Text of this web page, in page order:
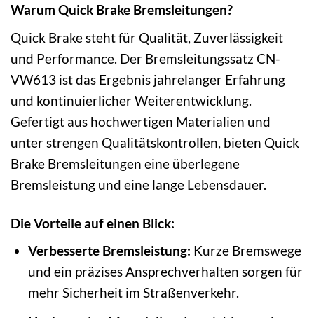
Warum Quick Brake Bremsleitungen?
Quick Brake steht für Qualität, Zuverlässigkeit
und Performance. Der Bremsleitungssatz CN-
VW613 ist das Ergebnis jahrelanger Erfahrung
und kontinuierlicher Weiterentwicklung.
Gefertigt aus hochwertigen Materialien und
unter strengen Qualitätskontrollen, bieten Quick
Brake Bremsleitungen eine überlegene
Bremsleistung und eine lange Lebensdauer.
Die Vorteile auf einen Blick:
Verbesserte Bremsleistung: Kurze Bremswege
und ein präzises Ansprechverhalten sorgen für
mehr Sicherheit im Straßenverkehr.